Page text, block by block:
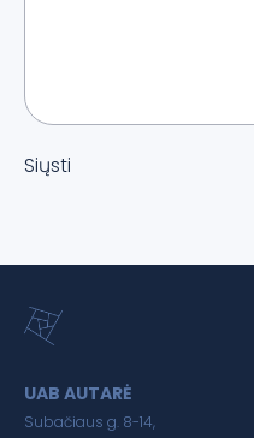
Siųsti
UAB AUTARĖ
Subačiaus g. 8-14,